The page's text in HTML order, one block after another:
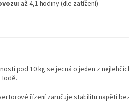
až 4,1 hodiny (dle zatížení)
pod 10 kg se jedná o jeden z
lodě.
řízení zaručuje stabilitu napětí